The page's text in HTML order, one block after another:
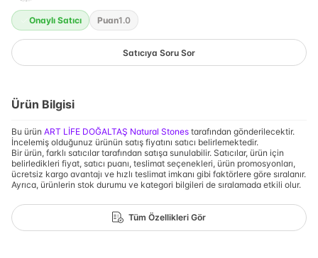
Onaylı Satıcı Puan1.0
Satıcıya Soru Sor
Ürün Bilgisi
Bu ürün ART LİFE DOĞALTAŞ Natural Stones tarafından gönderilecektir.
İncelemiş olduğunuz ürünün satış fiyatını satıcı belirlemektedir.
Bir ürün, farklı satıcılar tarafından satışa sunulabilir. Satıcılar, ürün için
belirledikleri fiyat, satıcı puanı, teslimat seçenekleri, ürün promosyonları,
ücretsiz kargo avantajı ve hızlı teslimat imkanı gibi faktörlere göre sıralanır.
Ayrıca, ürünlerin stok durumu ve kategori bilgileri de sıralamada etkili olur.
Tüm Özellikleri Gör